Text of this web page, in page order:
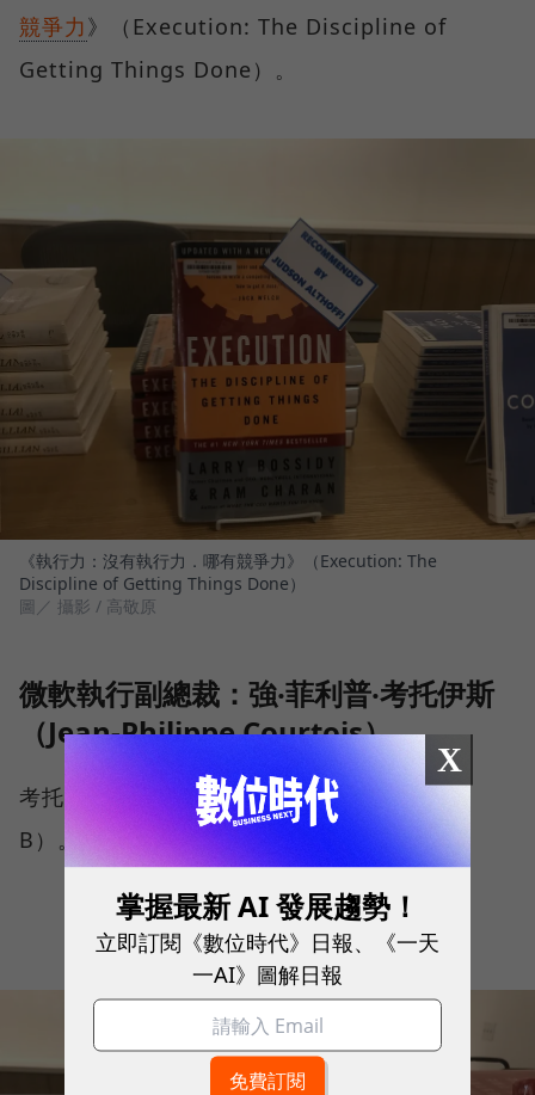
競爭力》（Execution: The Discipline of
Getting Things Done）。
《執行力：沒有執行力．哪有競爭力》（Execution: The
Discipline of Getting Things Done）
圖／ 攝影 / 高敬原
微軟執行副總裁：強‧菲利普‧考托伊斯
（Jean-Philippe Courtois）
考托伊斯則是推薦《擁抱B選項》（Option
B）。
X
掌握最新 AI 發展趨勢！
立即訂閱《數位時代》日報、《一天
一AI》圖解日報